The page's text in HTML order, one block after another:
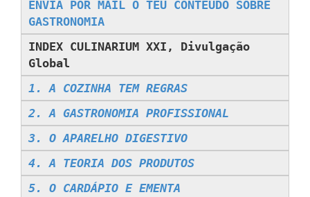
ENVIA POR MAIL O TEU CONTEÚDO SOBRE
GASTRONOMIA
INDEX CULINARIUM XXI, Divulgação
Global
1. A COZINHA TEM REGRAS
2. A GASTRONOMIA PROFISSIONAL
3. O APARELHO DIGESTIVO
4. A TEORIA DOS PRODUTOS
5. O CARDÁPIO E EMENTA